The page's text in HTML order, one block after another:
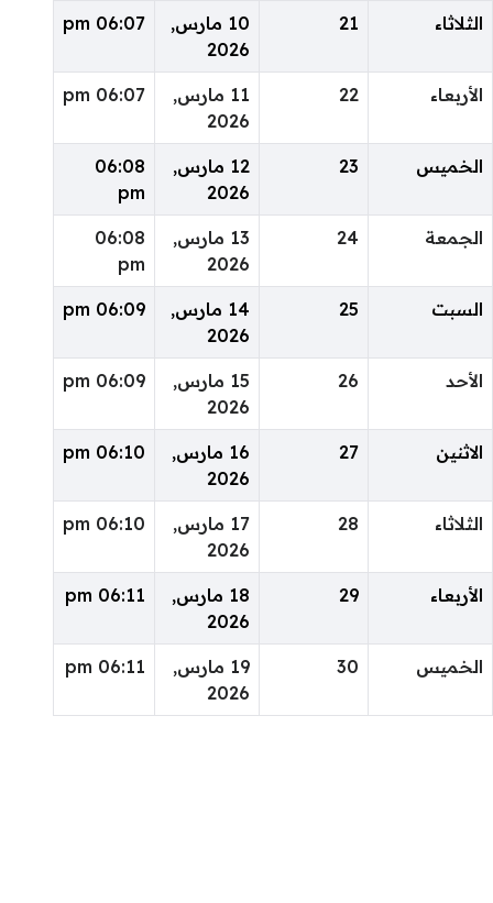
الثلاثاء 21
10 مارس,
2026
06:07 pm
الأربعاء 22
11 مارس,
2026
06:07 pm
الخميس 23
12 مارس,
2026
06:08
pm
الجمعة 24
13 مارس,
2026
06:08
pm
السبت 25
14 مارس,
2026
06:09 pm
الأحد 26
15 مارس,
2026
06:09 pm
الاثنين 27
16 مارس,
2026
06:10 pm
الثلاثاء 28
17 مارس,
2026
06:10 pm
الأربعاء 29
18 مارس,
2026
06:11 pm
الخميس 30
19 مارس,
2026
06:11 pm